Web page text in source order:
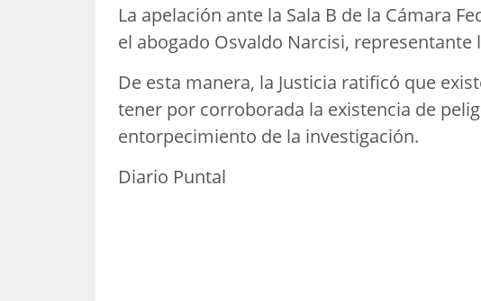
La apelación ante la Sala B de la Cámara
el abogado Osvaldo Narcisi, representante
De esta manera, la Justicia ratificó que
tener por corroborada la existencia de
entorpecimiento de la investigación.
Diario Puntal